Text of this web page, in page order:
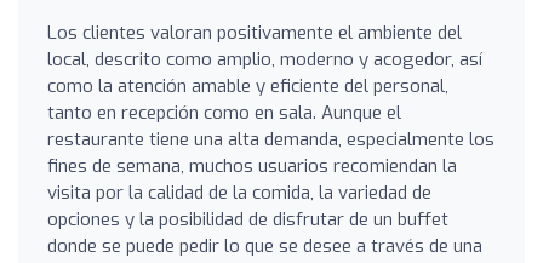
Los clientes valoran positivamente el ambiente del
local, descrito como amplio, moderno y acogedor, así
como la atención amable y eficiente del personal,
tanto en recepción como en sala. Aunque el
restaurante tiene una alta demanda, especialmente los
fines de semana, muchos usuarios recomiendan la
visita por la calidad de la comida, la variedad de
opciones y la posibilidad de disfrutar de un buffet
donde se puede pedir lo que se desee a través de una